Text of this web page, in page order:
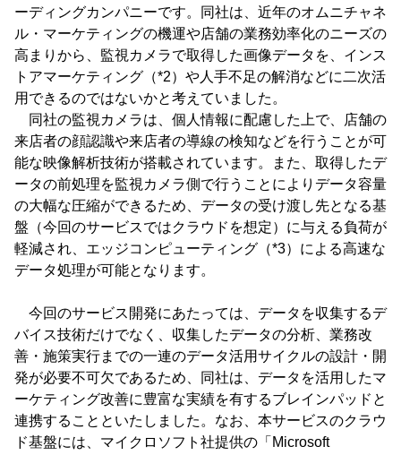
ーディングカンパニーです。同社は、近年のオムニチャネ
ル・マーケティングの機運や店舗の業務効率化のニーズの
高まりから、監視カメラで取得した画像データを、インス
トアマーケティング（*2）や人手不足の解消などに二次活
用できるのではないかと考えていました。
同社の監視カメラは、個人情報に配慮した上で、店舗の
来店者の顔認識や来店者の導線の検知などを行うことが可
能な映像解析技術が搭載されています。また、取得したデ
ータの前処理を監視カメラ側で行うことによりデータ容量
の大幅な圧縮ができるため、データの受け渡し先となる基
盤（今回のサービスではクラウドを想定）に与える負荷が
軽減され、エッジコンピューティング（*3）による高速な
データ処理が可能となります。
今回のサービス開発にあたっては、データを収集するデ
バイス技術だけでなく、収集したデータの分析、業務改
善・施策実行までの一連のデータ活用サイクルの設計・開
発が必要不可欠であるため、同社は、データを活用したマ
ーケティング改善に豊富な実績を有するブレインパッドと
連携することといたしました。なお、本サービスのクラウ
ド基盤には、マイクロソフト社提供の「Microsoft